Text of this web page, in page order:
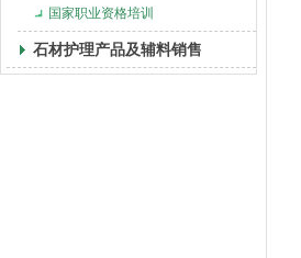
国家职业资格培训
石材护理产品及辅料销售